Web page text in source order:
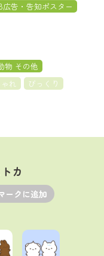
広告・告知ポスター
物 その他
れ
びっくり
カ
ークに追加